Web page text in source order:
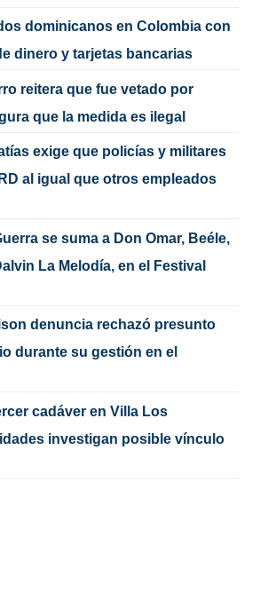
dominicanos en Colombia con
dinero y tarjetas bancarias
reitera que fue vetado por
que la medida es ilegal
exige que policías y militares
al igual que otros empleados
se suma a Don Omar, Beéle,
La Melodía, en el Festival
denuncia rechazó presunto
durante su gestión en el
cadáver en Villa Los
investigan posible vínculo